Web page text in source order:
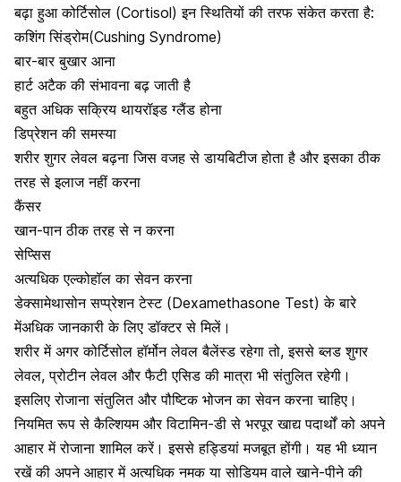
बढ़ा हुआ कोर्टिसोल (Cortisol)इन स्थितियों की तरफ संकेत करता है:
कशिंग सिंड्रोम(Cushing Syndrome)
बार-बार बुखार आना
हार्ट अटैककी संभावना बढ़ जाती है
बहुत अधिक सक्रिय थायरॉइड ग्लैंड होना
डिप्रेशनकी समस्या
शरीर शुगर लेवल बढ़ना जिस वजह सेडायबिटीजहोता है और इसका ठीक
तरह से इलाज नहीं करना
कैंसर
खान-पान ठीक तरह से न करना
सेप्सिस
अत्यधिक एल्कोहॉल का सेवन करना
डेक्सामेथासोन सप्प्रेशन टेस्ट (Dexamethasone Test) के बारे
मेंअधिक जानकारी के लिए डॉक्टर से मिलें।
शरीर में अगर कोर्टिसोल हॉर्मोन लेवल बैलेंस्ड रहेगा तो, इससे ब्लड शुगर
लेवल, प्रोटीन लेवल और फैटी एसिड की मात्रा भी संतुलित रहेगी।
इसलिए रोजाना संतुलित और पौष्टिक भोजन का सेवन करना चाहिए।
नियमित रूप से कैल्शियम और विटामिन-डी से भरपूर खाद्य पदार्थों को अपने
आहार में रोजाना शामिल करें। इससे हड्डियां मजबूत होंगी। यह भी ध्यान
रखें की अपने आहार में अत्यधिक नमक या सोडियम वाले खाने-पीने की